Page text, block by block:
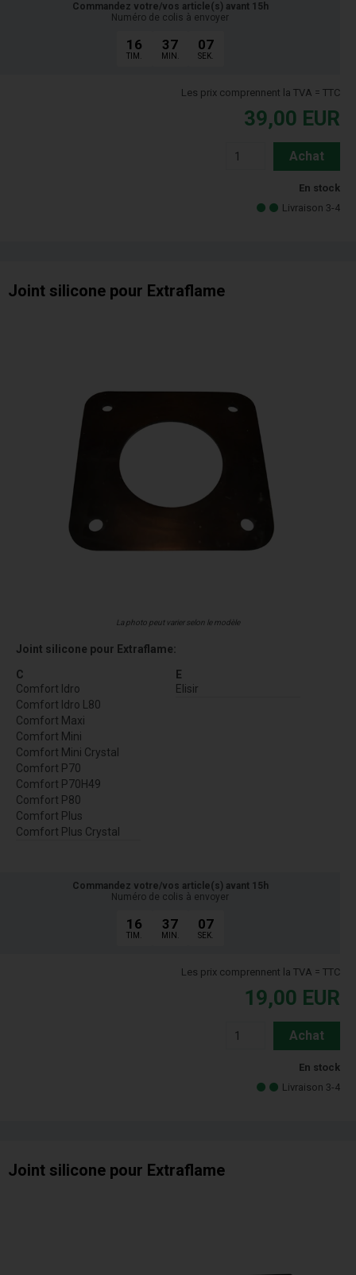
Commandez votre/vos article(s) avant 15h
Numéro de colis à envoyer
16
TIM.
37
MIN.
06
SEK.
Les prix comprennent la TVA = TTC
39,00 EUR
Achat
En stock
Livraison 3-4
Joint silicone pour Extraflame
La photo peut varier selon le modèle
Joint silicone pour Extraflame:
C
Comfort Idro
Comfort Idro L80
Comfort Maxi
Comfort Mini
Comfort Mini Crystal
Comfort P70
Comfort P70H49
Comfort P80
Comfort Plus
Comfort Plus Crystal
E
Elisir
Commandez votre/vos article(s) avant 15h
Numéro de colis à envoyer
16
TIM.
37
MIN.
06
SEK.
Les prix comprennent la TVA = TTC
19,00 EUR
Achat
En stock
Livraison 3-4
Joint silicone pour Extraflame